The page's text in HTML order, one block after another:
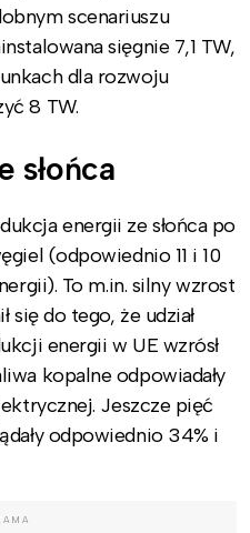
scenariuszu
sięgnie 7,1 TW,
dla rozwoju
8 TW.
słońca
energii ze słońca po
(odpowiednio 11 i 10
To m.in. silny wzrost
się do tego, że udział
energii w UE wzrósł
kopalne odpowiadały
Jeszcze pięć
odpowiednio 34% i